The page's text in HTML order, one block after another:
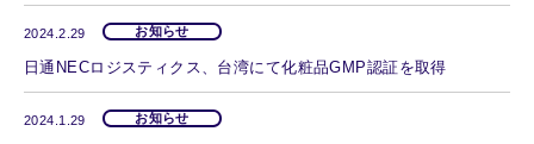
2024.2.29 お知らせ
日通NECロジスティクス、台湾にて化粧品GMP認証を取得
2024.1.29 お知らせ